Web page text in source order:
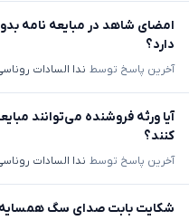
امضای شاهد در مبایعه نامه
دارد؟
آخرین پاسخ توسط ندا السادات
آیا ورثه فروشنده می‌توانند
کنند؟
آخرین پاسخ توسط ندا السادات
شکایت بابت صدای سگ همسایه